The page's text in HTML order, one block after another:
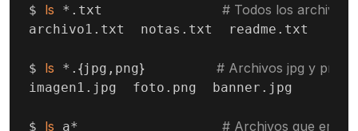
$ ls *.txt # Todos los archivos
archivo1.txt  notas.txt  readme.txt
$ ls *. {jpg,png} # Archivos jpg y png
imagen1.jpg  foto.png  banner.jpg
$ ls a* # Archivos que